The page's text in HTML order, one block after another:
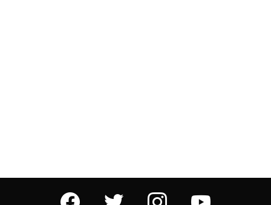
facebook twitter instagram